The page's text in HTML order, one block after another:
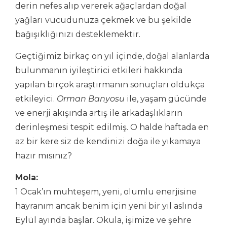
derin nefes alıp vererek ağaçlardan doğal
yağları vücudunuza çekmek ve bu şekilde
bağışıklığınızı desteklemektir.
Geçtiğimiz birkaç on yıl içinde, doğal alanlarda
bulunmanın iyileştirici etkileri hakkında
yapılan birçok araştırmanın sonuçları oldukça
etkileyici. Orman Banyosu ile, yaşam gücünde
ve enerji akışında artış ile arkadaşlıkların
derinleşmesi tespit edilmiş. O halde haftada en
az bir kere siz de kendinizi doğa ile yıkamaya
hazır mısınız?
Mola:
1 Ocak’ın muhteşem, yeni, olumlu enerjisine
hayranım ancak benim için yeni bir yıl aslında
Eylül ayında başlar. Okula, işimize ve şehre